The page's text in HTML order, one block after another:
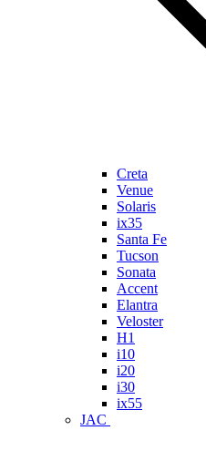
Creta
Venue
Solaris
ix35
Santa Fe
Tucson
Sonata
Accent
Elantra
Veloster
H1
i10
i20
i30
ix55
JAC